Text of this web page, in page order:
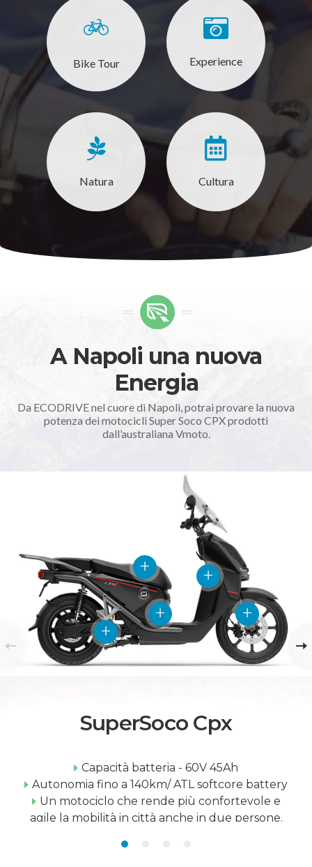
Bike Tour Experience
Natura Cultura
A Napoli una nuova
Energia
Da ECODRIVE nel cuore di Napoli, potrai provare la nuova
potenza dei motocicli Super Soco CPX prodotti
dall’australiana Vmoto.
SuperSoco Cpx
Capacità batteria - 60V 45Ah
Autonomia fino a 140km/ ATL softcore battery
Un motociclo che rende più confortevole e
agile la mobilità in città anche in due persone.